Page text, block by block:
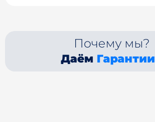
Почему мы?
Даём Гарантии